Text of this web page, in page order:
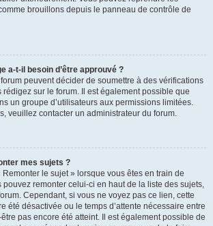
brouillons depuis le panneau de contrôle de
a-t-il besoin d’être approuvé ?
peuvent décider de soumettre à des vérifications
rédigez sur le forum. Il est également possible que
un groupe d’utilisateurs aux permissions limitées.
veuillez contacter un administrateur du forum.
mes sujets ?
le sujet » lorsque vous êtes en train de
pouvez remonter celui-ci en haut de la liste des sujets,
Cependant, si vous ne voyez pas ce lien, cette
été désactivée ou le temps d’attente nécessaire entre
être pas encore été atteint. Il est également possible de